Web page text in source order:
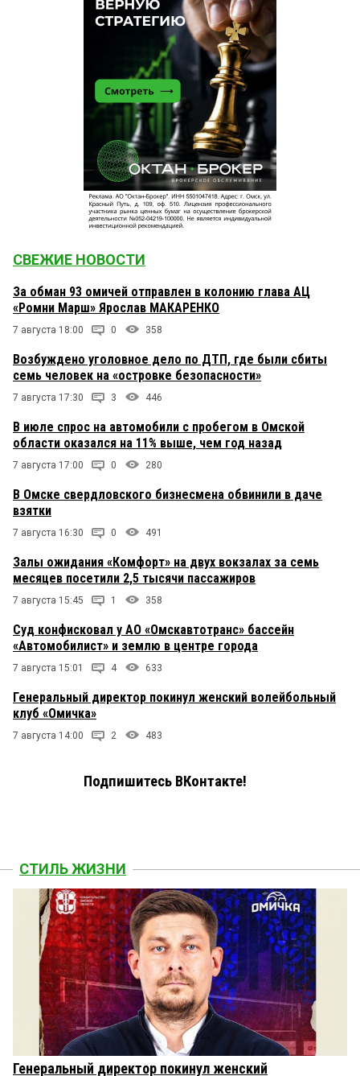
СВЕЖИЕ НОВОСТИ
За обман 93 омичей отправлен в колонию глава АЦ
«Ромни Марш» Ярослав МАКАРЕНКО
7 августа 18:00 0 358
Возбуждено уголовное дело по ДТП, где были сбиты
семь человек на «островке безопасности»
7 августа 17:30 3 446
В июле спрос на автомобили с пробегом в Омской
области оказался на 11% выше, чем год назад
7 августа 17:00 0 280
В Омске свердловского бизнесмена обвинили в даче
взятки
7 августа 16:30 0 491
Залы ожидания «Комфорт» на двух вокзалах за семь
месяцев посетили 2,5 тысячи пассажиров
7 августа 15:45 1 358
Суд конфисковал у АО «Омскавтотранс» бассейн
«Автомобилист» и землю в центре города
7 августа 15:01 4 633
Генеральный директор покинул женский волейбольный
клуб «Омичка»
7 августа 14:00 2 483
Подпишитесь ВКонтакте!
СТИЛЬ ЖИЗНИ
Генеральный директор покинул женский